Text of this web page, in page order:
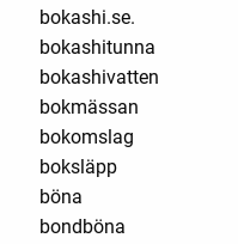
bokashi.se.
bokashitunna
bokashivatten
bokmässan
bokomslag
boksläpp
böna
bondböna